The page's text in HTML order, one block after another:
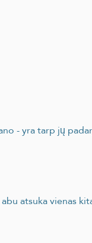
- yra tarp jų
atsuka vienas